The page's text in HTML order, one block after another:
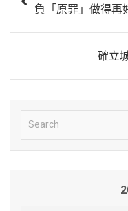
負「原罪」做得再
確立
e